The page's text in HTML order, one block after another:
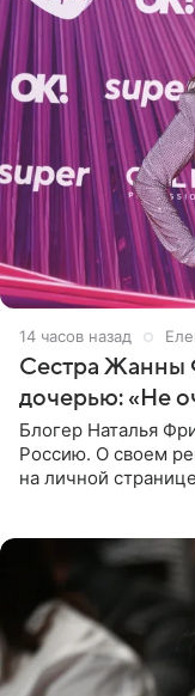
14 часов назад
Сестра Жанны
дочерью: «Не
Блогер Наталья
Россию. О своем
на личной